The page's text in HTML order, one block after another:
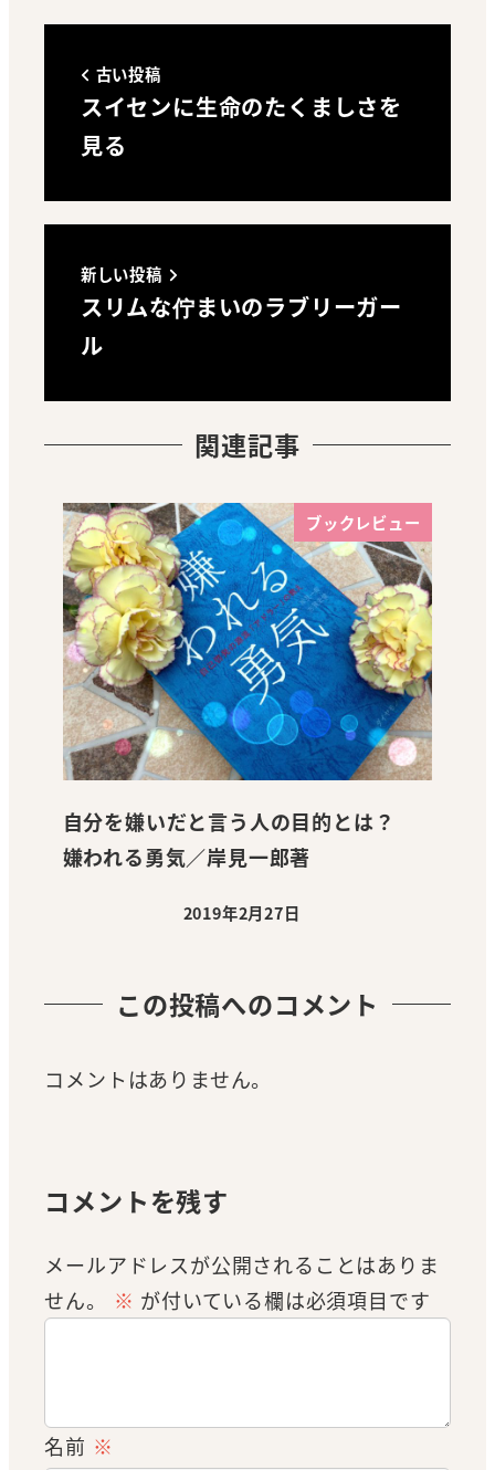
古い投稿
スイセンに生命のたくましさを
見る
新しい投稿
スリムな佇まいのラブリーガー
ル
関連記事
ブックレビュー
自分を嫌いだと言う人の目的とは？
嫌われる勇気／岸見一郎著
投稿日
2019年2月27日
この投稿へのコメント
コメントはありません。
コメントを残す
メールアドレスが公開されることはありま
せん。
※ が付いている欄は必須項目です
名前 ※